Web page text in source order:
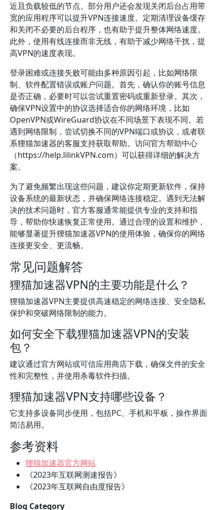
近且负载较低的节点。部分用户还会发现关闭后台占用带
宽的应用程序可以提升VPN连接速度。定期清理设备缓存
和关闭不必要的后台程序，也有助于提升整体网络速度。
此外，使用有线连接而非无线，有助于减少网络干扰，提
高VPN的速度表现。
登录困难或连接失败可能由多种原因引起，比如网络限
制、软件配置错误或账户问题。首先，确认你的账号信息
是否正确，必要时可以尝试重置密码或重新登录。其次，
确保VPN设置中的协议选择适合你的网络环境，比如
OpenVPN或WireGuard协议在不同场景下表现不同。若
遇到网络限制，尝试切换不同的VPN端口或协议，或者联
系狸猫加速器的客服支持获取帮助。访问官方帮助中心
（https://help.lilinkVPN.com）可以获得详细的解决方
案。
为了避免频繁出现这些问题，建议你定期更新软件，保持
设备系统的最新状态，并确保网络连接稳定。遇到无法解
决的技术问题时，官方客服通常能提供专业的支持和指
导，帮助你快速恢复正常使用。通过合理的设置和维护，
能够显著提升狸猫加速器VPN的使用体验，确保你的网络
连接更安全、更流畅。
常见问题解答
狸猫加速器VPN的主要功能是什么？
狸猫加速器VPN主要提供高速稳定的网络连接、安全隐私
保护和突破网络限制的能力。
如何安全下载狸猫加速器VPN的安装
包？
建议通过官方网站或可信应用商店下载，确保文件的安全
性和完整性，并使用杀毒软件扫描。
狸猫加速器VPN支持哪些设备？
它支持多设备同步使用，包括PC、手机和平板，操作界面
简洁易用。
参考资料
狸猫加速器官方网站
《2023年互联网测速报告》
《2023年互联网自由度报告》
Blog Category